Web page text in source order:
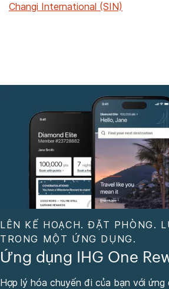
Changi International (SIN)
LÊN KẾ HOẠCH. ĐẶT PHÒNG.
TRONG MỘT ỨNG DỤNG.
Ứng dụng IHG One
Hợp lý hóa chuyến đi của bạn với